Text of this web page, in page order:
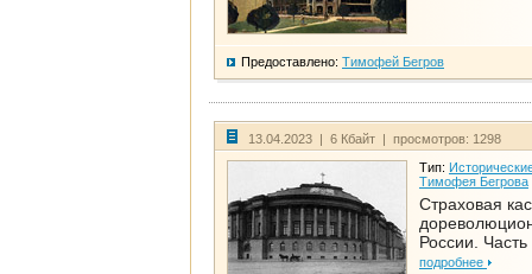
Предоставлено: Тимофей Бегров
13.04.2023 | 6 Кбайт | просмотров: 1298
Тип:
Тимофея Бегрова
Страховая
России. Часть
подробнее